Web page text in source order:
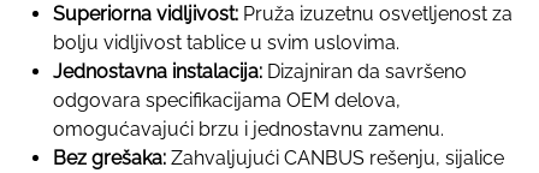
Superiorna vidljivost: Pruža izuzetnu osvetljenost za
bolju vidljivost tablice u svim uslovima.
Jednostavna instalacija: Dizajniran da savršeno
odgovara specifikacijama OEM delova,
omogućavajući brzu i jednostavnu zamenu.
Bez grešaka: Zahvaljujući CANBUS rešenju, sijalice